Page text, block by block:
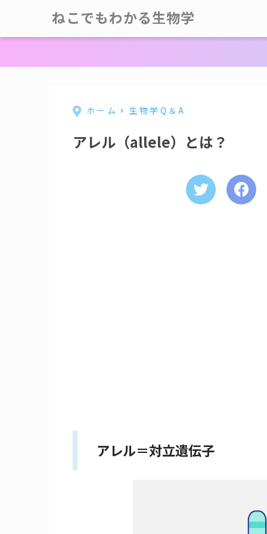
ねこでもわかる生物学
ホーム 生物学Q＆A
アレル（allele）とは？
アレル＝対立遺伝子